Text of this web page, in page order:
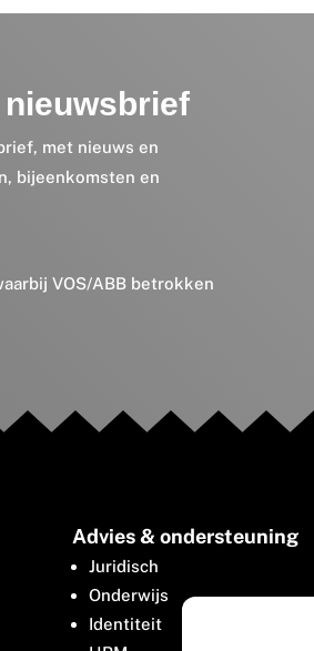
met nieuws en
bijeenkomsten en
VOS/ABB betrokken
Advies & ondersteuning
Juridisch
Onderwijs
Identiteit